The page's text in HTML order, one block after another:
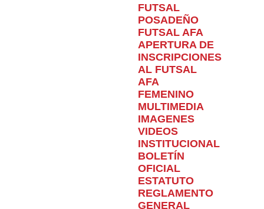
FUTSAL
POSADEÑO
FUTSAL AFA
APERTURA DE
INSCRIPCIONES
AL FUTSAL
AFA
FEMENINO
MULTIMEDIA
IMAGENES
VIDEOS
INSTITUCIONAL
BOLETÍN
OFICIAL
ESTATUTO
REGLAMENTO
GENERAL